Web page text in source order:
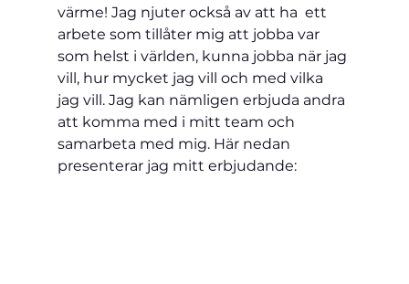
värme! Jag njuter också av att ha  ett
arbete som tillåter mig att jobba var
som helst i världen, kunna jobba när jag
vill, hur mycket jag vill och med vilka
jag vill. Jag kan nämligen erbjuda andra
att komma med i mitt team och
samarbeta med mig. Här nedan
presenterar jag mitt erbjudande: